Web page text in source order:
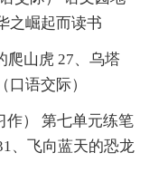
之崛起而读书
爬山虎 27、乌塔
语交际）
作） 第七单元练笔
、飞向蓝天的恐龙